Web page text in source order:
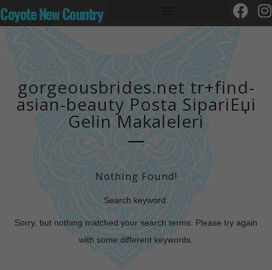
Coyote New Country
gorgeousbrides.net tr+find-
asian-beauty Posta SipariЕџi
Gelin Makaleleri
Nothing Found!
Search keyword:
Sorry, but nothing matched your search terms. Please try again
with some different keywords.